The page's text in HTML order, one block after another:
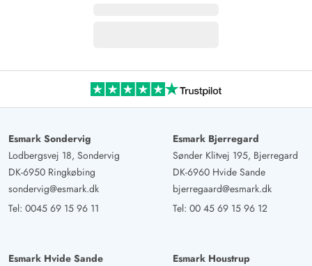
Esmark Sondervig
Lodbergsvej 18, Sondervig
DK-6950 Ringkøbing
sondervig@esmark.dk
Tel: 0045 69 15 96 11
Esmark Bjerregard
Sønder Klitvej 195, Bjerregard
DK-6960 Hvide Sande
bjerregaard@esmark.dk
Tel: 00 45 69 15 96 12
Esmark Hvide Sande
Esmark Houstrup